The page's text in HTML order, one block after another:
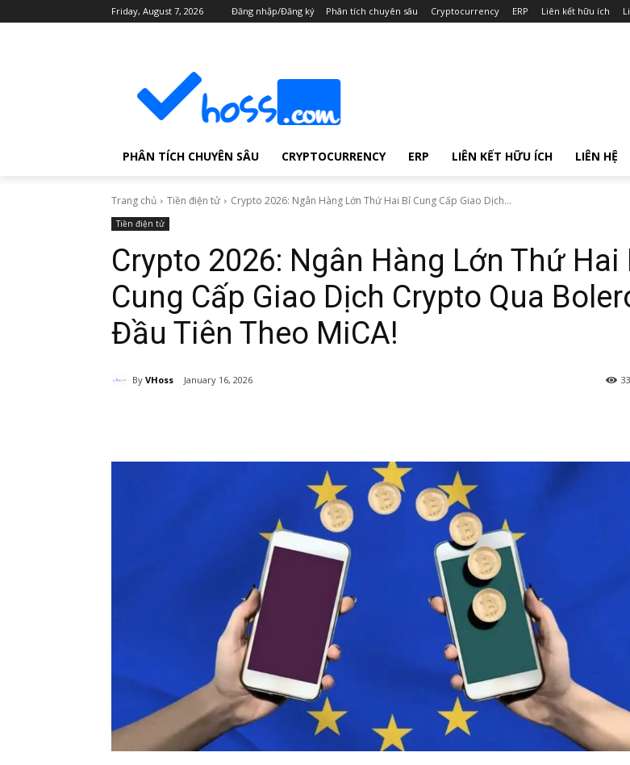
Friday, August 7, 2026 Đăng nhập/Đăng ký Phân tích chuyên sâu Cryptocurrency ERP Liên kết hữu ích
PHÂN TÍCH CHUYÊN SÂU CRYPTOCURRENCY ERP LIÊN KẾT HỮU ÍCH LIÊN HỆ
Trang chủ Tiền điện tử Crypto 2026: Ngân Hàng Lớn Thứ Hai Bỉ Cung Cấp Giao Dịch...
Tiền điện tử
Crypto 2026: Ngân Hàng Lớn Thứ Hai
Cung Cấp Giao Dịch Crypto Qua
Đầu Tiên Theo MiCA!
By VHoss January 16, 2026